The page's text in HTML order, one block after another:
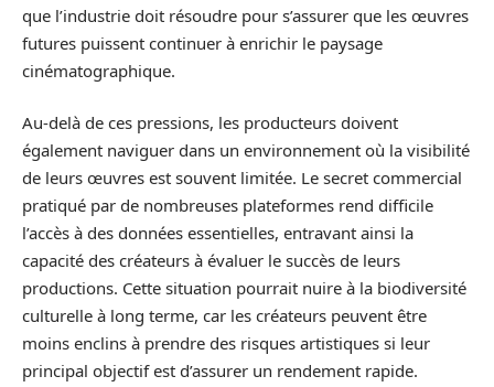
que l’industrie doit résoudre pour s’assurer que les œuvres
futures puissent continuer à enrichir le paysage
cinématographique.
Au-delà de ces pressions, les producteurs doivent
également naviguer dans un environnement où la visibilité
de leurs œuvres est souvent limitée. Le secret commercial
pratiqué par de nombreuses plateformes rend difficile
l’accès à des données essentielles, entravant ainsi la
capacité des créateurs à évaluer le succès de leurs
productions. Cette situation pourrait nuire à la biodiversité
culturelle à long terme, car les créateurs peuvent être
moins enclins à prendre des risques artistiques si leur
principal objectif est d’assurer un rendement rapide.